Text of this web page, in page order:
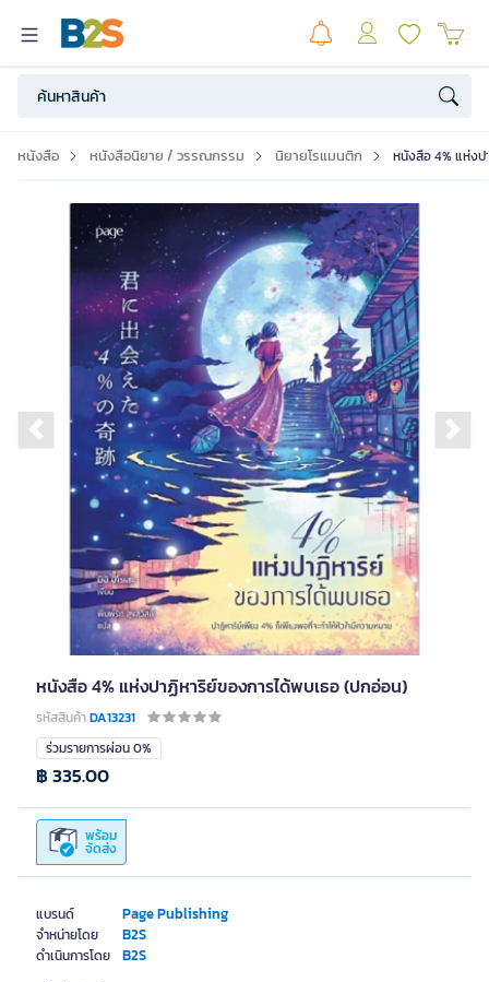
หนังสือ หนังสือนิยาย / วรรณกรรม นิยายโรแมนติก หนังสือ 4% แห่งป
Previous slide
หนังสือ 4% แห่งปาฏิหาริย์ของการได้พบเธอ (ปกอ่อน)
รหัสสินค้าDA13231
แบรนด์ Page Publishing
จำหน่ายโดย B2S
ดำเนินการโดย B2S
ร่วมรายการผ่อน 0%
พร้อม
จัดส่ง
฿ 335.00